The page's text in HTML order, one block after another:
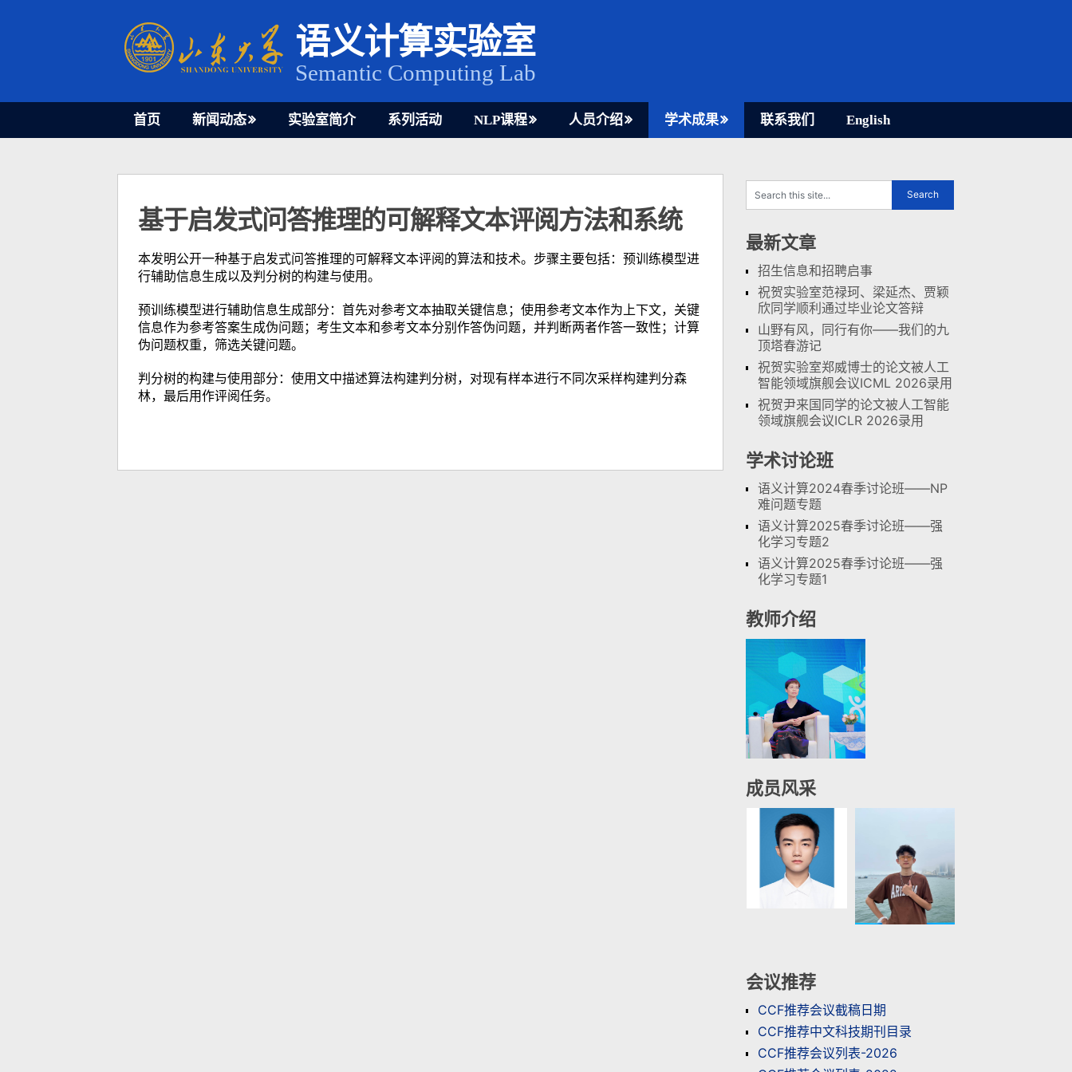
语义计算实验室
Semantic Computing Lab
首页 新闻动态 实验室简介 系列活动 NLP课程 人员介绍 学术成果 联系我们 English
基于启发式问答推理的可解释文本评阅方法和系统
本发明公开一种基于启发式问答推理的可解释文本评阅的算法和技术。步骤主要包括：预训练模型进
行辅助信息生成以及判分树的构建与使用。
预训练模型进行辅助信息生成部分：首先对参考文本抽取关键信息；使用参考文本作为上下文，关键
信息作为参考答案生成伪问题；考生文本和参考文本分别作答伪问题，并判断两者作答一致性；计算
伪问题权重，筛选关键问题。
判分树的构建与使用部分：使用文中描述算法构建判分树，对现有样本进行不同次采样构建判分森
林，最后用作评阅任务。
最新文章
招生信息和招聘启事
祝贺实验室范禄珂、梁延杰、贾颖
欣同学顺利通过毕业论文答辩
山野有风，同行有你——我们的九
顶塔春游记
祝贺实验室郑威博士的论文被人工
智能领域旗舰会议ICML 2026录用
祝贺尹来国同学的论文被人工智能
领域旗舰会议ICLR 2026录用
学术讨论班
语义计算2024春季讨论班——NP
难问题专题
语义计算2025春季讨论班——强
化学习专题2
语义计算2025春季讨论班——强
化学习专题1
教师介绍
成员风采
会议推荐
CCF推荐会议截稿日期
CCF推荐中文科技期刊目录
CCF推荐会议列表-2026